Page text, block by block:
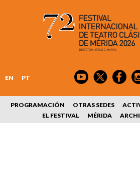
EN PT
PROGRAMACIÓN OTRAS SEDES
EL FESTIVAL
MÉRIDA